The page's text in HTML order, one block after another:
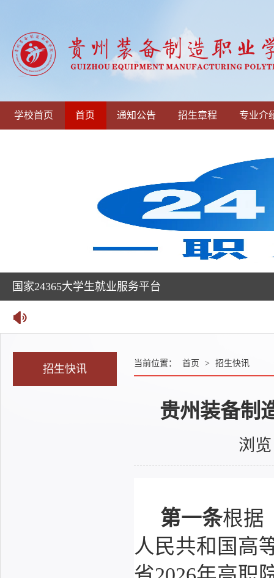
学校首页 首页 通知公告 招生章程 专业介
国家24365大学生就业服务平台
贵州装备制造职业学院欢迎你！
招生快讯 当前位置： 首页 > 招生快讯
贵州装备制
浏览
第一条根据
人民共和国高